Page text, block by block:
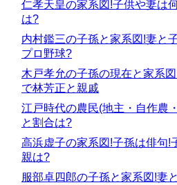
仁孝天皇の家系図!子供や妻は
は?
内村鑑三の子孫と家系図!妻と
プロ野球?
木戸孝允の子孫の現在と家系
で林芳正と親戚
江戸時代の農民(地主・自作農
と割合は?
高浜虚子の家系図!子孫は俳句!
親は?
服部卓四郎の子孫と家系図!妻